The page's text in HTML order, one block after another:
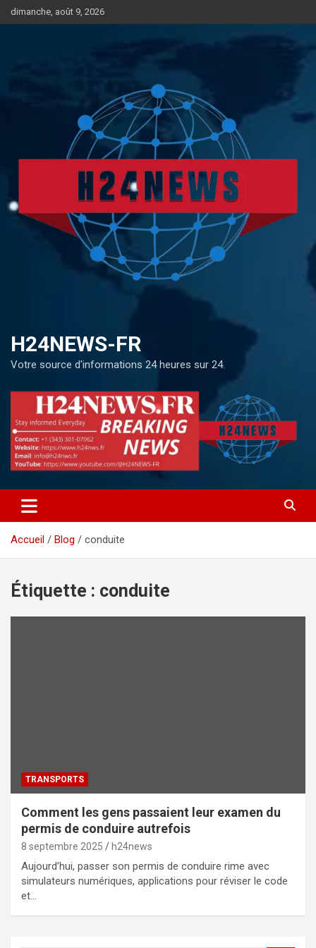
Aller
au
dimanche, août 9, 2026
H24NEWS-FR
Votre source d'informations 24 heures sur 24.
Accueil Blog conduite
Étiquette : conduite
TRANSPORTS
Comment les gens passaient leur examen du
permis de conduire autrefois
8 septembre 2025 h24news
Aujourd’hui, passer son permis de conduire rime avec
simulateurs numériques, applications pour réviser le code
et…